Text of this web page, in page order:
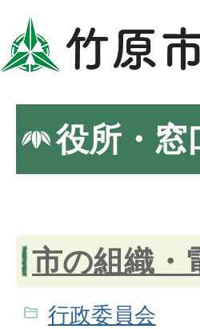
役所・窓
市の組織・
行政委員会